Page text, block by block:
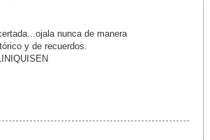
nunca de manera
y de recuerdos.